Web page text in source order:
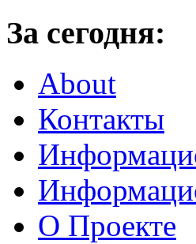
За сегодня:
About
Контакты
О Проекте